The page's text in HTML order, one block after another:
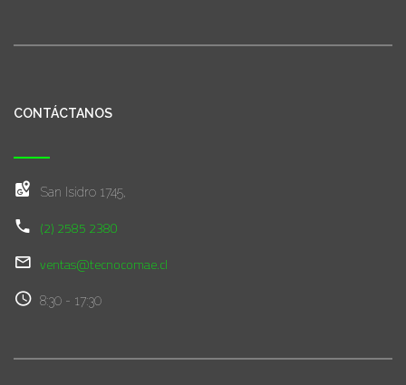
CONTÁCTANOS
San Isidro 1745,
(2) 2585 2380
ventas@tecnocomae.cl
8:30 - 17:30